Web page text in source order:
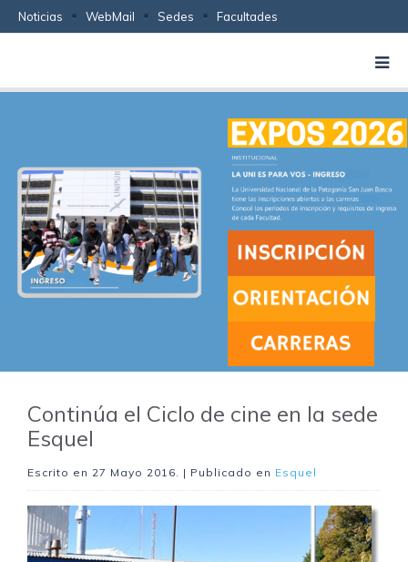
Noticias WebMail Sedes Facultades
Continúa el Ciclo de cine en la sede
Esquel
Escrito en 27 Mayo 2016. | Publicado en Esquel